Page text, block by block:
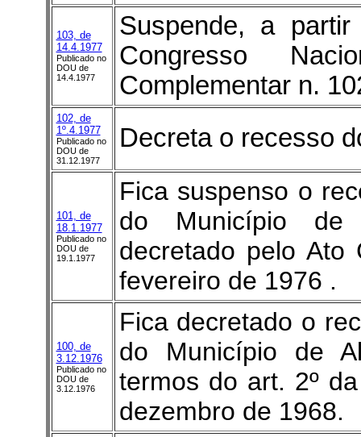
103, de
14.4.1977
Publicado no
DOU de
14.4.1977
Suspende, a
Congresso
Complementar n.
102, de
1º.4.1977
Publicado no
DOU de
31.12.1977
Decreta o recesso
101, de
18.1.1977
Publicado no
DOU de
19.1.1977
Fica suspenso o
do Município de
decretado pelo Ato
fevereiro de 1976 .
100, de
3.12.1976
Publicado no
DOU de
3.12.1976
Fica decretado o
do Município de
termos do art. 2º
dezembro de 1968.